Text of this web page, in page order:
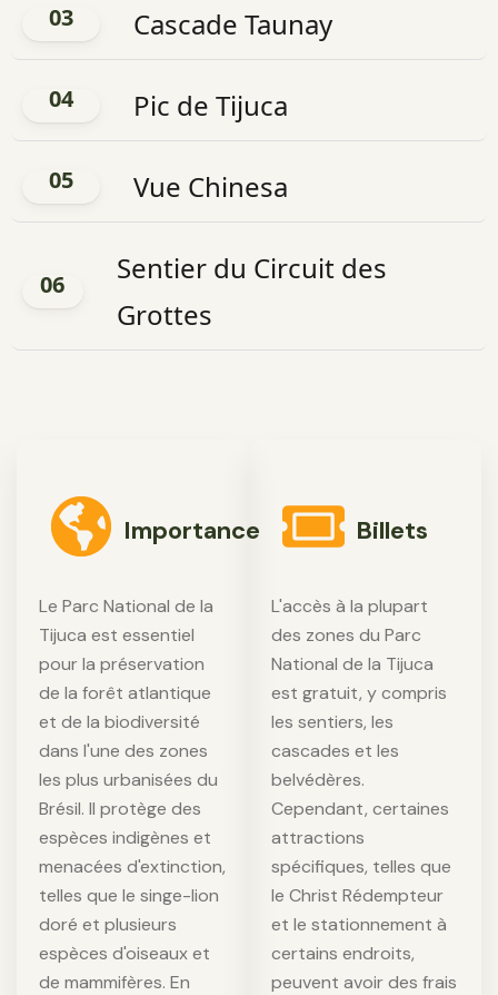
03 Cascade Taunay
04 Pic de Tijuca
05 Vue Chinesa
06
Sentier du Circuit des
Grottes
Importance
Le Parc National de la
Tijuca est essentiel
pour la préservation
de la forêt atlantique
et de la biodiversité
dans l'une des zones
les plus urbanisées du
Brésil. Il protège des
espèces indigènes et
menacées d'extinction,
telles que le singe-lion
doré et plusieurs
espèces d'oiseaux et
de mammifères. En
Billets
L'accès à la plupart
des zones du Parc
National de la Tijuca
est gratuit, y compris
les sentiers, les
cascades et les
belvédères.
Cependant, certaines
attractions
spécifiques, telles que
le Christ Rédempteur
et le stationnement à
certains endroits,
peuvent avoir des frais